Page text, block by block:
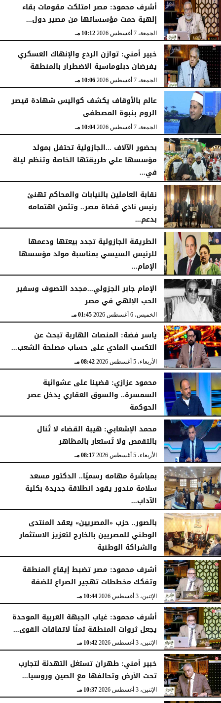
الجمعة، 7 أغسطس 2026 10:15 مـ
أشرف محمود: مصر امتلكت مقومات بقاء
إلهية حمت مؤسساتها من مصير دول...
الجمعة، 7 أغسطس 2026 10:12 مـ
خبير أمني: توازن الردع والإنهاك العسكري
يفرضان دبلوماسية الاضطرار بالمنطقة
الجمعة، 7 أغسطس 2026 10:06 مـ
عالم بالأوقاف يكشف كواليس شهادة قيصر
الروم بنبوة المصطفى
الجمعة، 7 أغسطس 2026 10:04 مـ
بحضور الآلاف ...الجازولية تحتفل بمولد
مؤسسها علي طريقتها الخاصة وتنظم ليلة
في...
الجمعة، 7 أغسطس 2026
نقابة العاملين بالنيابات والمحاكم تهنئ
رئيس نادي قضاة مصر.. وتثمن اهتمامه
بدعم...
الخميس، 6 أغسطس 2026
الطريقة الجازولية تجدد بيعتها ودعمها
للرئيس السيسي بمناسبة مولد مؤسسها
الإمام...
الخميس، 6 أغسطس 2026
الإمام جابر الجزولي...مجدد التصوف وسفير
الحب الإلهي في مصر
الخميس، 6 أغسطس 2026 01:45 مـ
ياسر فضة: المنصات الهاربة تبحث عن
التكسب المادي على حساب مصلحة الشعب...
الأربعاء، 5 أغسطس 2026 08:42 مـ
محمود عزازي: قضينا على عشوائية
السمسرة.. والسوق العقاري يدخل عصر
الحوكمة
الأربعاء، 5 أغسطس 2026
محمد الإشعابي: هيبة القضاء لا تُنال
بالتقمص ولا تُستعار بالمظاهر
الأربعاء، 5 أغسطس 2026 08:17 مـ
بمباشرة مهامه رسميًا.. الدكتور مسعد
سلامة مندور يقود انطلاقة جديدة بكلية
الآداب...
الأربعاء، 5 أغسطس 2026
بالصور.. حزب «المصريين» يعقد المنتدى
الوطني للمصريين بالخارج لتعزيز الاستثمار
والشراكة الوطنية
الثلاثاء، 4 أغسطس 2026
أشرف محمود: مصر تضبط إيقاع المنطقة
وتفكك مخططات تهجير الصراع للضفة
الإثنين، 3 أغسطس 2026 10:44 مـ
أشرف محمود: غياب الجبهة العربية الموحدة
يجعل ثروات المنطقة ثمنًا لاتفاقات القوى...
الإثنين، 3 أغسطس 2026 10:42 مـ
خبير أمني: طهران تستغل التهدئة لتجارب
تحت الأرض وتحالفها مع الصين وروسيا...
الإثنين، 3 أغسطس 2026 10:37 مـ